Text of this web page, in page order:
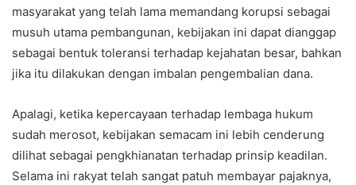
masyarakat yang telah lama memandang korupsi sebagai
musuh utama pembangunan, kebijakan ini dapat dianggap
sebagai bentuk toleransi terhadap kejahatan besar, bahkan
jika itu dilakukan dengan imbalan pengembalian dana.
Apalagi, ketika kepercayaan terhadap lembaga hukum
sudah merosot, kebijakan semacam ini lebih cenderung
dilihat sebagai pengkhianatan terhadap prinsip keadilan.
Selama ini rakyat telah sangat patuh membayar pajaknya,